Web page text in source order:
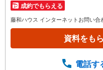
成約でもらえる
藤和ハウス インターネットお問い合
資料をも
電話す